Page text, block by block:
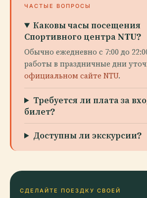
ЧАСТЫЕ ВОПРОСЫ
Каковы часы посещения
Спортивного центра NTU?
Обычно ежедневно с 7:00 до
работы в праздничные дни
официальном сайте NTU.
Требуется ли плата за
билет?
Доступны ли экскурсии?
СДЕЛАЙТЕ ПОЕЗДКУ СВОЕЙ